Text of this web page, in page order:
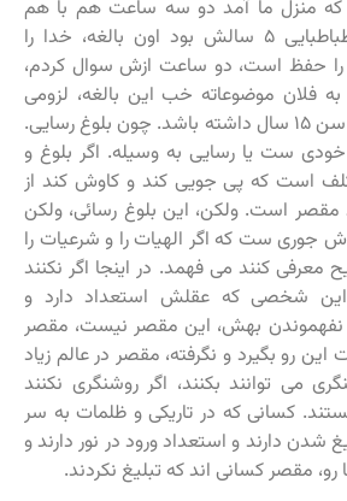
منزل ما آمد دو سه ساعت هم با هم
صحبت کردیم، آقای طباطبایی ۵ سالش بود اون بالغه، خدا را
را حفظ است، دو ساعت ازش سوال کردم،
فلان موضوعاته خب این بالغه، لزومی
ندارد که سن ۱۰ سال و سن ۱۵ سال داشته باشد. چون بلوغ رسایی.
خودی ست یا رسایی به وسیله. اگر بلوغ و
است که پی جویی کند و کاوش کند از
مقصر است. ولکن، این بلوغ رسائی، ولکن
جوری ست که اگر الهیات را و شرعیات را
معرفی کنند می فهمد. در اینجا اگر نکنند
شخصی که عقلش استعداد دارد و
نفهموندن بهش، این مقصر نیست، مقصر
رو بگیرد و نگرفته، مقصر در عالم زیاد
می توانند بکنند، اگر روشنگری نکنند
کسانی که در تاریکی و ظلمات به سر
شدن دارند و استعداد ورود در نور دارند و
مقصر کسانی اند که تبلیغ نکردند.